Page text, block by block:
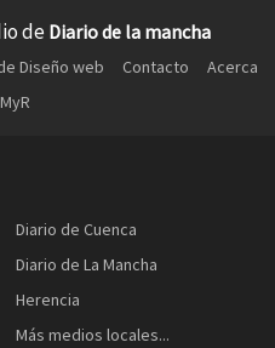
de Diario de la mancha
Diseño web Contacto
Acerca
Diario de Cuenca
Diario de La Mancha
Herencia
Más medios locales...